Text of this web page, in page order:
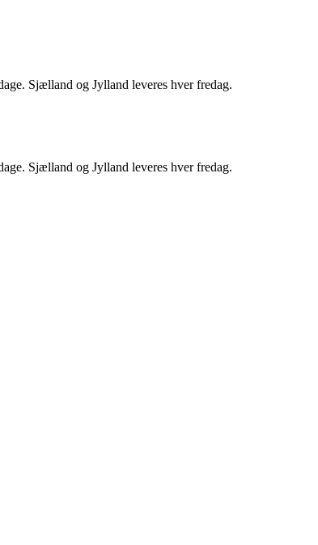
Sjælland og Jylland leveres hver fredag.
Sjælland og Jylland leveres hver fredag.